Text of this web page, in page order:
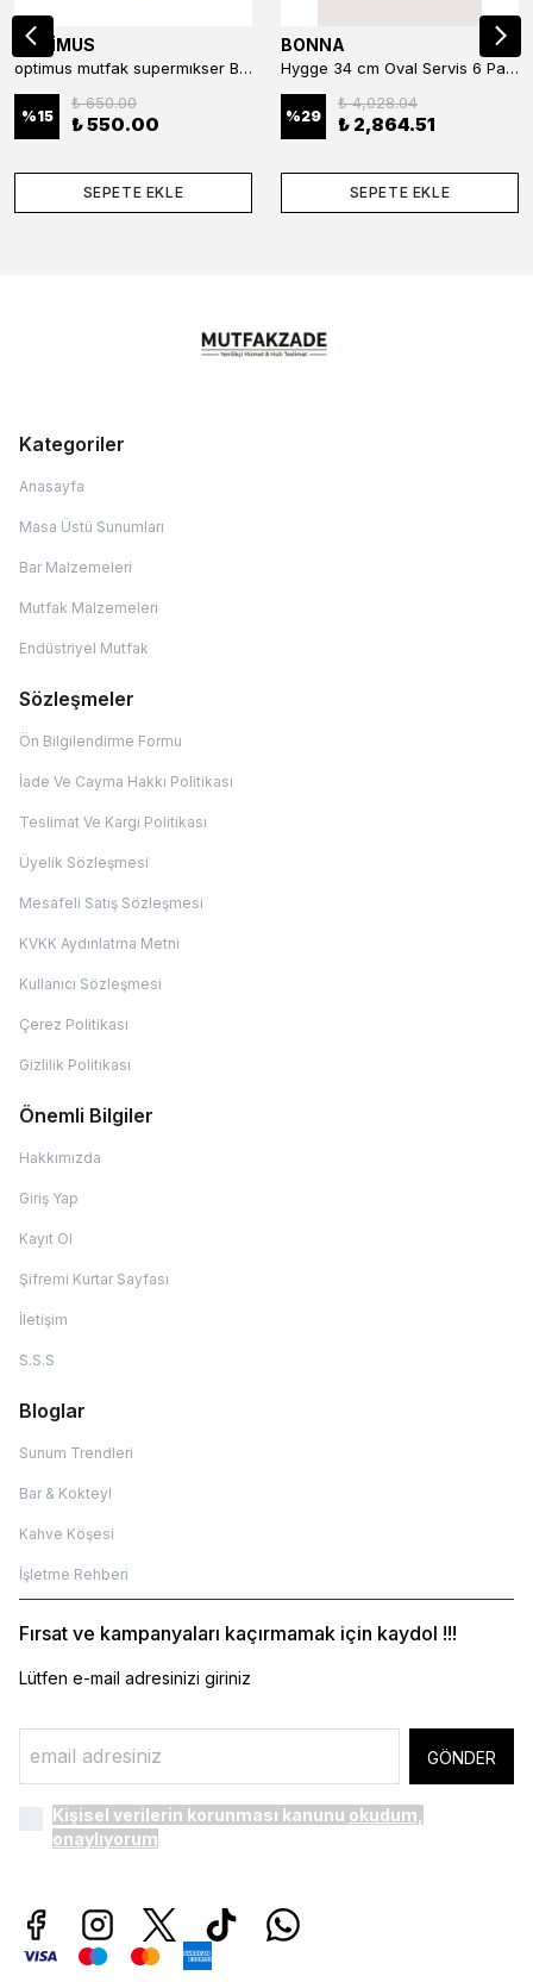
OPTİMUS
optimus mutfak supermıkser Bar Konteyner 6'lı 50×16×9 cm Kapaklı Polikarbon Organizer Bar & Kafe
%15
₺ 650.00
₺ 550.00
SEPETE EKLE
BONNA
Hygge 34 cm Oval Servis 6 Parça
%29
₺ 4,028.04
₺ 2,864.51
SEPETE EKLE
Kategoriler
Anasayfa
Masa Üstü Sunumları
Bar Malzemeleri
Mutfak Malzemeleri
Endüstriyel Mutfak
Sözleşmeler
Ön Bilgilendirme Formu
İade Ve Cayma Hakkı Politikası
Teslimat Ve Kargı Politikası
Üyelik Sözleşmesi
Mesafeli Satış Sözleşmesi
KVKK Aydınlatma Metni
Kullanıcı Sözleşmesi
Çerez Politikası
Gizlilik Politikası
Önemli Bilgiler
Hakkımızda
Giriş Yap
Kayıt Ol
Şifremi Kurtar Sayfası
İletişim
S.S.S
Bloglar
Sunum Trendleri
Bar & Kokteyl
Kahve Köşesi
İşletme Rehberi
Fırsat ve kampanyaları kaçırmamak için kaydol !!!
Lütfen e-mail adresinizi giriniz
GÖNDER
Kişisel verilerin korunması kanunu okudum,
onaylıyorum